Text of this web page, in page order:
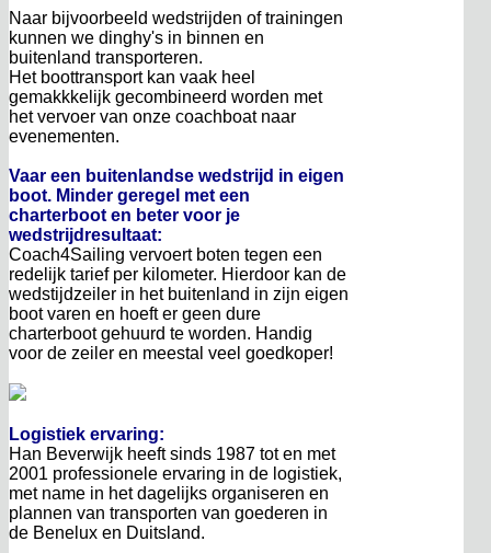
Naar bijvoorbeeld wedstrijden of trainingen
kunnen we dinghy's in binnen en
buitenland transporteren.
Het boottransport kan vaak heel
gemakkkelijk gecombineerd worden met
het vervoer van onze coachboat naar
evenementen.
Vaar een buitenlandse wedstrijd in eigen
boot. Minder geregel met een
charterboot en beter voor je
wedstrijdresultaat:
Coach4Sailing vervoert boten tegen een
redelijk tarief per kilometer. Hierdoor kan de
wedstijdzeiler in het buitenland in zijn eigen
boot varen en hoeft er geen dure
charterboot gehuurd te worden. Handig
voor de zeiler en meestal veel goedkoper!
Logistiek ervaring:
Han Beverwijk heeft sinds 1987 tot en met
2001 professionele ervaring in de logistiek,
met name in het dagelijks organiseren en
plannen van transporten van goederen in
de Benelux en Duitsland.